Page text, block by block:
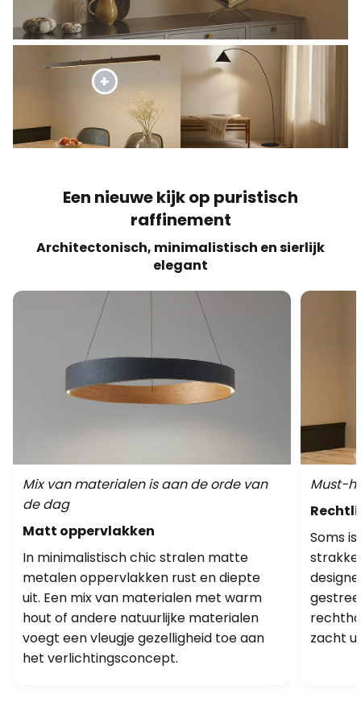
Een nieuwe kijk op puristisch
raffinement
Architectonisch, minimalistisch en sierlijk
elegant
Mix van materialen is aan de orde van
de dag
Matt oppervlakken
In minimalistisch chic stralen matte
metalen oppervlakken rust en diepte
uit. Een mix van materialen met warm
hout of andere natuurlijke materialen
voegt een vleugje gezelligheid toe aan
het verlichtingsconcept.
Must-
Soms
zacht